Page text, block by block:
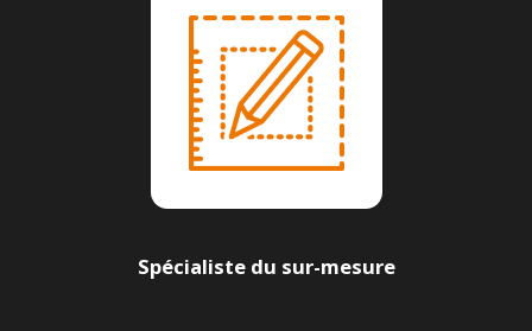
Spécialiste du sur-mesure